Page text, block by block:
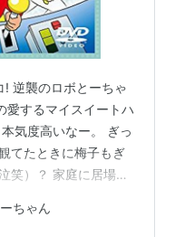
逆襲のロボとーちゃ
愛するマイスイートハ
気度高いなー。 ぎっ
てたときに梅子もぎ
笑）？ 家庭に居場所
ンメンは黒ごま派？
ちゃん